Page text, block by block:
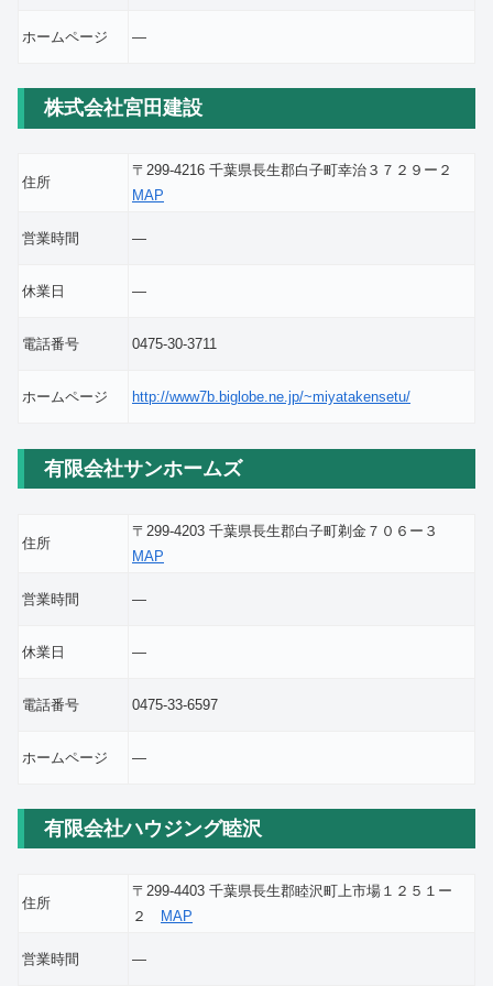
ホームページ ―
株式会社宮田建設
住所
〒299-4216 千葉県長生郡白子町幸治３７２９ー２
MAP
営業時間 ―
休業日 ―
電話番号 0475-30-3711
ホームページ http://www7b.biglobe.ne.jp/~miyatakensetu/
有限会社サンホームズ
住所
〒299-4203 千葉県長生郡白子町剃金７０６ー３
MAP
営業時間 ―
休業日 ―
電話番号 0475-33-6597
ホームページ ―
有限会社ハウジング睦沢
住所
〒299-4403 千葉県長生郡睦沢町上市場１２５１ー
２
MAP
営業時間 ―